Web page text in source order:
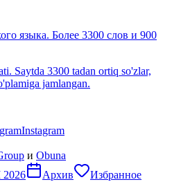
языка. Более 3300 слов и 900
Saytda 3300 tadan ortiq so'zlar,
jamlangan.
Instagram
и Obuna
Архив Избранное